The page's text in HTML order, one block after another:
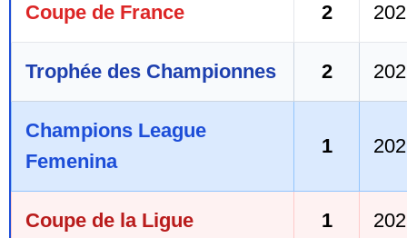
Coupe de France 2
Trophée des Championnes 2
Champions League
Femenina
1
Coupe de la Ligue 1